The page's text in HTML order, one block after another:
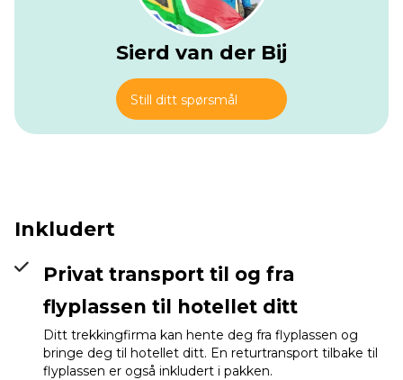
Shira 2 Camp Info
Sierd van der Bij
Still ditt spørsmål
Inkludert
Privat transport til og fra
flyplassen til hotellet ditt
Ditt trekkingfirma kan hente deg fra flyplassen og
bringe deg til hotellet ditt. En returtransport tilbake til
flyplassen er også inkludert i pakken.